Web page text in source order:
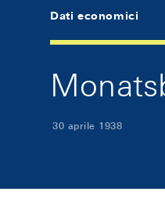
Dati economici
30 aprile 1938